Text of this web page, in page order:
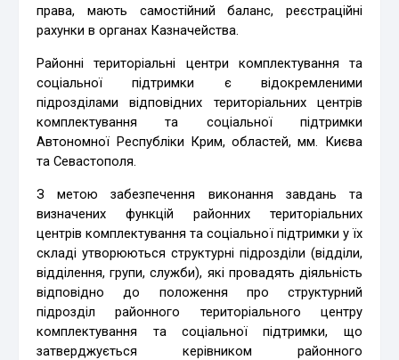
права, мають самостійний баланс, реєстраційні
рахунки в органах Казначейства.
Районні територіальні центри комплектування та
соціальної підтримки є відокремленими
підрозділами відповідних територіальних центрів
комплектування та соціальної підтримки
Автономної Республіки Крим, областей, мм. Києва
та Севастополя.
З метою забезпечення виконання завдань та
визначених функцій районних територіальних
центрів комплектування та соціальної підтримки у їх
складі утворюються структурні підрозділи (відділи,
відділення, групи, служби), які провадять діяльність
відповідно до положення про структурний
підрозділ районного територіального центру
комплектування та соціальної підтримки, що
затверджується керівником районного